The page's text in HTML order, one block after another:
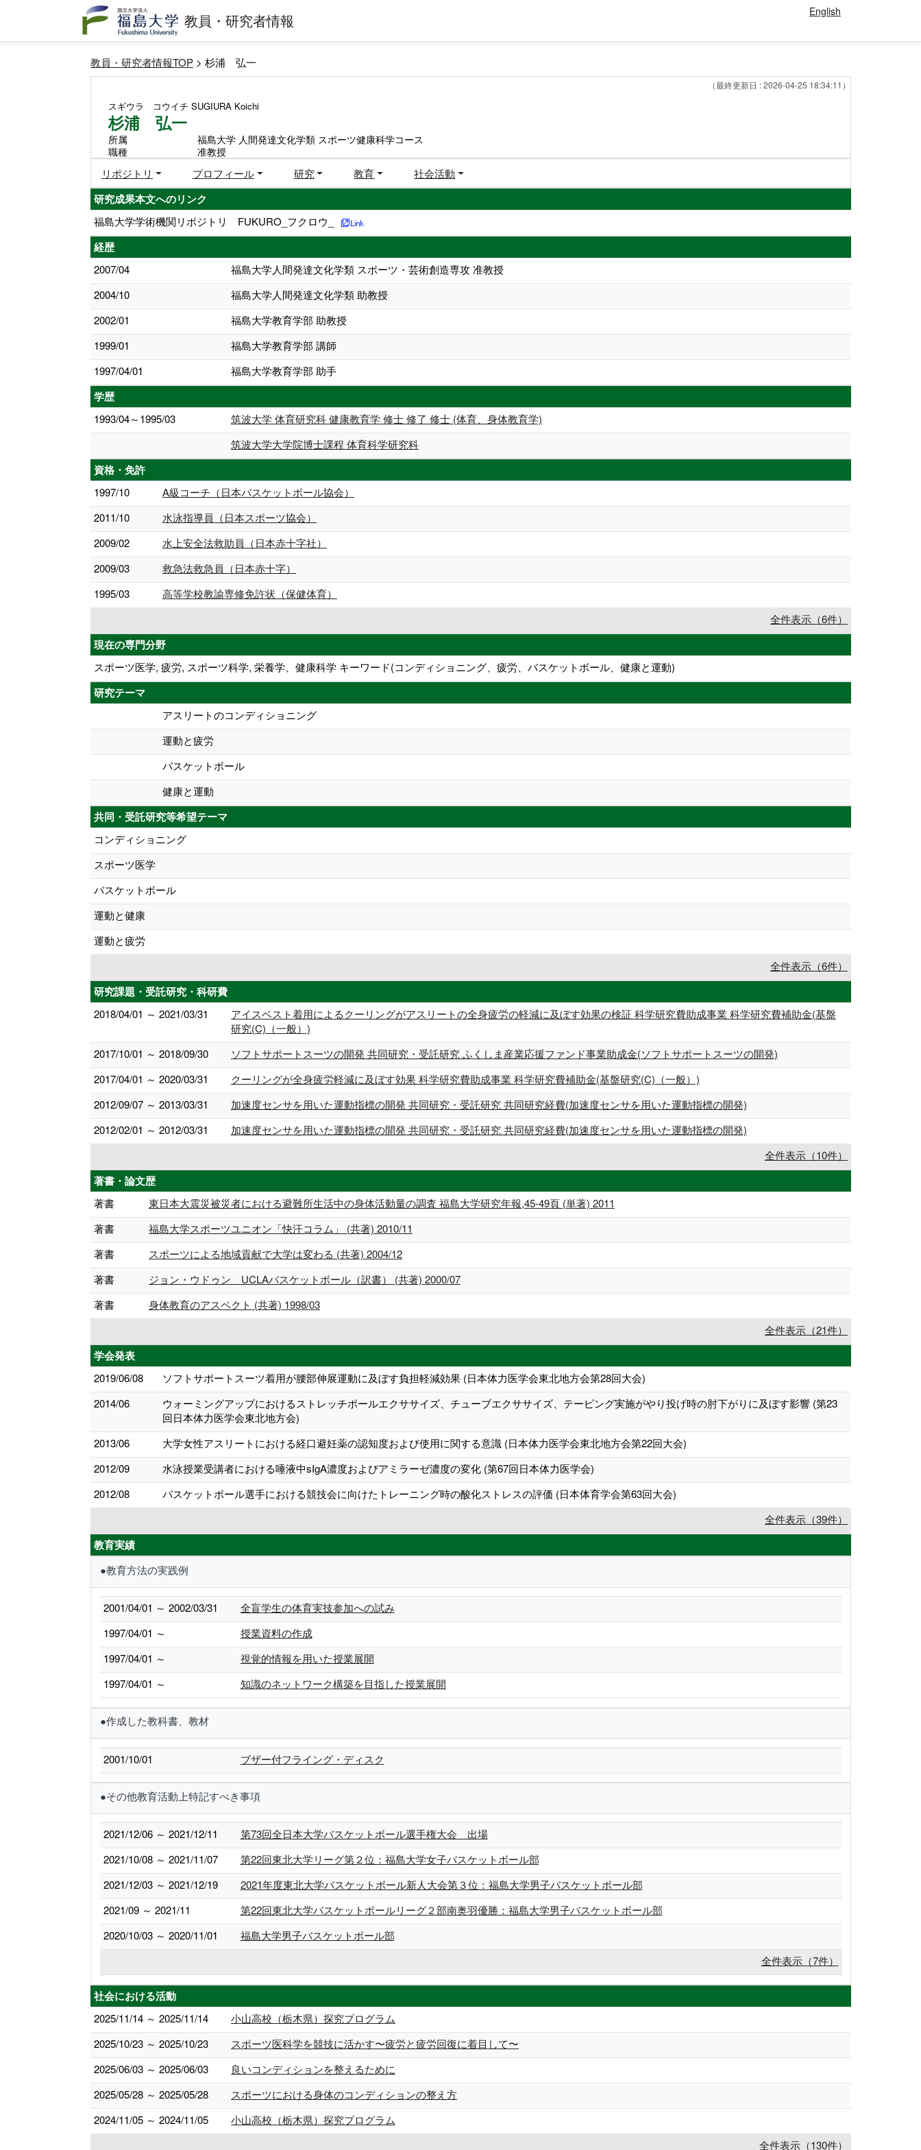
教員・研究者情報 English
教員・研究者情報TOP > 杉浦 弘一
（最終更新日 : 2026-04-25 18:34:11）
スギウラ コウイチ SUGIURA Koichi
杉浦 弘一
所属
福島大学 人間発達文化学類 スポーツ健康科学コース
職種
准教授
リポジトリ プロフィール 研究 教育 社会活動
研究成果本文へのリンク
福島大学学術機関リポジトリ FUKURO_フクロウ_
経歴
2007/04
福島大学人間発達文化学類 スポーツ・芸術創造専攻 准教授
2004/10
福島大学人間発達文化学類 助教授
2002/01
福島大学教育学部 助教授
1999/01
福島大学教育学部 講師
1997/04/01
福島大学教育学部 助手
学歴
1993/04～1995/03
筑波大学 体育研究科 健康教育学 修士 修了 修士 (体育、身体教育学)
筑波大学大学院博士課程 体育科学研究科
資格・免許
1997/10
A級コーチ（日本バスケットボール協会）
2011/10
水泳指導員（日本スポーツ協会）
2009/02
水上安全法救助員（日本赤十字社）
2009/03
救急法救急員（日本赤十字）
1995/03
高等学校教諭専修免許状（保健体育）
全件表示（6件）
現在の専門分野
スポーツ医学, 疲労, スポーツ科学, 栄養学、健康科学 キーワード(コンディショニング、疲労、バスケットボール、健康と運動)
研究テーマ
アスリートのコンディショニング
運動と疲労
バスケットボール
健康と運動
共同・受託研究等希望テーマ
コンディショニング
スポーツ医学
バスケットボール
運動と健康
運動と疲労
全件表示（6件）
研究課題・受託研究・科研費
2018/04/01 ～ 2021/03/31
アイスベスト着用によるクーリングがアスリートの全身疲労の軽減に及ぼす効果の検証 科学研究費助成事業 科学研究費補助金(基盤
研究(C)（一般）)
2017/10/01 ～ 2018/09/30
ソフトサポートスーツの開発 共同研究・受託研究 ふくしま産業応援ファンド事業助成金(ソフトサポートスーツの開発)
2017/04/01 ～ 2020/03/31
クーリングが全身疲労軽減に及ぼす効果 科学研究費助成事業 科学研究費補助金(基盤研究(C)（一般）)
2012/09/07 ～ 2013/03/31
加速度センサを用いた運動指標の開発 共同研究・受託研究 共同研究経費(加速度センサを用いた運動指標の開発)
2012/02/01 ～ 2012/03/31
加速度センサを用いた運動指標の開発 共同研究・受託研究 共同研究経費(加速度センサを用いた運動指標の開発)
全件表示（10件）
著書・論文歴
著書
東日本大震災被災者における避難所生活中の身体活動量の調査 福島大学研究年報,45-49頁 (単著) 2011
著書
福島大学スポーツユニオン「快汗コラム」 (共著) 2010/11
著書
スポーツによる地域貢献で大学は変わる (共著) 2004/12
著書
ジョン・ウドゥン UCLAバスケットボール（訳書） (共著) 2000/07
著書
身体教育のアスペクト (共著) 1998/03
全件表示（21件）
学会発表
2019/06/08
ソフトサポートスーツ着用が腰部伸展運動に及ぼす負担軽減効果 (日本体力医学会東北地方会第28回大会)
2014/06
ウォーミングアップにおけるストレッチポールエクササイズ、チューブエクササイズ、テーピング実施がやり投げ時の肘下がりに及ぼす影響 (第23
回日本体力医学会東北地方会)
2013/06
大学女性アスリートにおける経口避妊薬の認知度および使用に関する意識 (日本体力医学会東北地方会第22回大会)
2012/09
水泳授業受講者における唾液中sIgA濃度およびアミラーゼ濃度の変化 (第67回日本体力医学会)
2012/08
バスケットボール選手における競技会に向けたトレーニング時の酸化ストレスの評価 (日本体育学会第63回大会)
全件表示（39件）
教育実績
●教育方法の実践例
2001/04/01 ～ 2002/03/31
全盲学生の体育実技参加への試み
1997/04/01 ～
授業資料の作成
1997/04/01 ～
視覚的情報を用いた授業展開
1997/04/01 ～
知識のネットワーク構築を目指した授業展開
●作成した教科書、教材
2001/10/01 ブザー付フライング・ディスク
●その他教育活動上特記すべき事項
2021/12/06 ～ 2021/12/11
第73回全日本大学バスケットボール選手権大会 出場
2021/10/08 ～ 2021/11/07
第22回東北大学リーグ第２位：福島大学女子バスケットボール部
2021/12/03 ～ 2021/12/19
2021年度東北大学バスケットボール新人大会第３位：福島大学男子バスケットボール部
2021/09 ～ 2021/11
第22回東北大学バスケットボールリーグ２部南奥羽優勝：福島大学男子バスケットボール部
2020/10/03 ～ 2020/11/01
福島大学男子バスケットボール部
全件表示（7件）
社会における活動
2025/11/14 ～ 2025/11/14
小山高校（栃木県）探究プログラム
2025/10/23 ～ 2025/10/23
スポーツ医科学を競技に活かす 〜疲労と疲労回復に着目して〜
2025/06/03 ～ 2025/06/03
良いコンディションを整えるために
2025/05/28 ～ 2025/05/28
スポーツにおける身体のコンディションの整え方
2024/11/05 ～ 2024/11/05
小山高校（栃木県）探究プログラム
全件表示（130件）